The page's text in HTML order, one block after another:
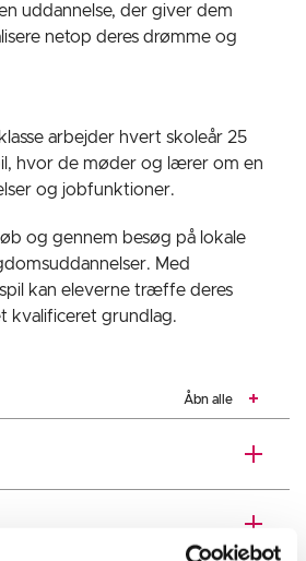
uddannelse, der giver dem
netop deres drømme og
arbejder hvert skoleår 25
hvor de møder og lærer om en
og jobfunktioner.
og gennem besøg på lokale
Med
kan eleverne træffe deres
kvalificeret grundlag.
Åbn alle